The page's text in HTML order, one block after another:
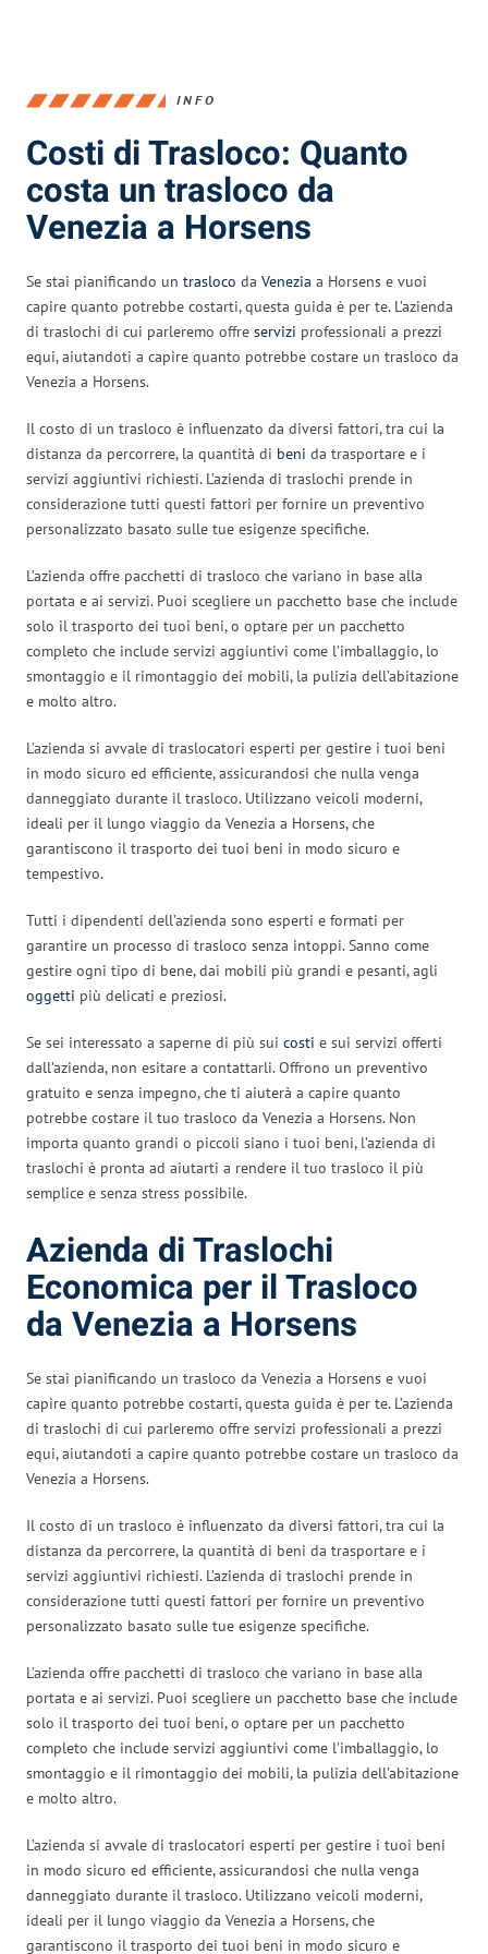
INFO
Costi di Trasloco: Quanto
costa un trasloco da
Venezia a Horsens
Se stai pianificando un trasloco da Venezia a Horsens e vuoi
capire quanto potrebbe costarti, questa guida è per te. L’azienda
di traslochi di cui parleremo offre servizi professionali a prezzi
equi, aiutandoti a capire quanto potrebbe costare un trasloco da
Venezia a Horsens.
Il costo di un trasloco è influenzato da diversi fattori, tra cui la
distanza da percorrere, la quantità di beni da trasportare e i
servizi aggiuntivi richiesti. L’azienda di traslochi prende in
considerazione tutti questi fattori per fornire un preventivo
personalizzato basato sulle tue esigenze specifiche.
L’azienda offre pacchetti di trasloco che variano in base alla
portata e ai servizi. Puoi scegliere un pacchetto base che include
solo il trasporto dei tuoi beni, o optare per un pacchetto
completo che include servizi aggiuntivi come l’imballaggio, lo
smontaggio e il rimontaggio dei mobili, la pulizia dell’abitazione
e molto altro.
L’azienda si avvale di traslocatori esperti per gestire i tuoi beni
in modo sicuro ed efficiente, assicurandosi che nulla venga
danneggiato durante il trasloco. Utilizzano veicoli moderni,
ideali per il lungo viaggio da Venezia a Horsens, che
garantiscono il trasporto dei tuoi beni in modo sicuro e
tempestivo.
Tutti i dipendenti dell’azienda sono esperti e formati per
garantire un processo di trasloco senza intoppi. Sanno come
gestire ogni tipo di bene, dai mobili più grandi e pesanti, agli
oggetti più delicati e preziosi.
Se sei interessato a saperne di più sui costi e sui servizi offerti
dall’azienda, non esitare a contattarli. Offrono un preventivo
gratuito e senza impegno, che ti aiuterà a capire quanto
potrebbe costare il tuo trasloco da Venezia a Horsens. Non
importa quanto grandi o piccoli siano i tuoi beni, l’azienda di
traslochi è pronta ad aiutarti a rendere il tuo trasloco il più
semplice e senza stress possibile.
Azienda di Traslochi
Economica per il Trasloco
da Venezia a Horsens
Se stai pianificando un trasloco da Venezia a Horsens e vuoi
capire quanto potrebbe costarti, questa guida è per te. L’azienda
di traslochi di cui parleremo offre servizi professionali a prezzi
equi, aiutandoti a capire quanto potrebbe costare un trasloco da
Venezia a Horsens.
Il costo di un trasloco è influenzato da diversi fattori, tra cui la
distanza da percorrere, la quantità di beni da trasportare e i
servizi aggiuntivi richiesti. L’azienda di traslochi prende in
considerazione tutti questi fattori per fornire un preventivo
personalizzato basato sulle tue esigenze specifiche.
L’azienda offre pacchetti di trasloco che variano in base alla
portata e ai servizi. Puoi scegliere un pacchetto base che include
solo il trasporto dei tuoi beni, o optare per un pacchetto
completo che include servizi aggiuntivi come l’imballaggio, lo
smontaggio e il rimontaggio dei mobili, la pulizia dell’abitazione
e molto altro.
L’azienda si avvale di traslocatori esperti per gestire i tuoi beni
in modo sicuro ed efficiente, assicurandosi che nulla venga
danneggiato durante il trasloco. Utilizzano veicoli moderni,
ideali per il lungo viaggio da Venezia a Horsens, che
garantiscono il trasporto dei tuoi beni in modo sicuro e